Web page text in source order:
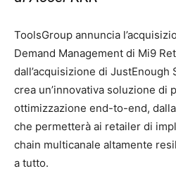
ToolsGroup annuncia
Demand Management di Mi9
dall’acquisizione di JustEnough
crea un’innovativa soluzione di
ottimizzazione end-to-end,
che permetterà ai retailer di
chain multicanale altamente
a tutto.